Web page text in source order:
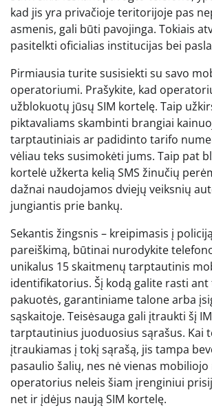
kad jis yra privačioje teritorijoje pas
asmenis, gali būti pavojinga. Tokiais
pasitelkti oficialias institucijas bei
Pirmiausia turite susisiekti su savo
operatoriumi. Prašykite, kad
užblokuotų jūsų SIM kortelę. Taip
piktavaliams skambinti brangiai
tarptautiniais ar padidinto tarifo
vėliau teks susimokėti jums. Taip pat
kortelė užkerta kelią SMS žinučių
dažnai naudojamos dviejų veiksnių
jungiantis prie bankų.
Sekantis žingsnis – kreipimasis į
pareiškimą, būtinai nurodykite
unikalus 15 skaitmenų tarptautinis
identifikatorius. Šį kodą galite rasti
pakuotės, garantiniame talone arba
sąskaitoje. Teisėsauga gali įtraukti šį
tarptautinius juoduosius sąrašus. Kai
įtraukiamas į tokį sąrašą, jis tampa
pasaulio šalių, nes nė vienas mobiliojo
operatorius neleis šiam įrenginiui
net ir įdėjus naują SIM kortelę.